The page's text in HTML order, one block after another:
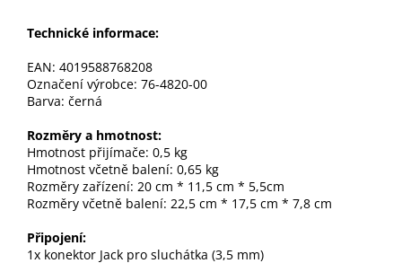
Technické informace:
EAN: 4019588768208
Označení výrobce: 76-4820-00
Barva: černá
Rozměry a hmotnost:
Hmotnost přijímače: 0,5 kg
Hmotnost včetně balení: 0,65 kg
Rozměry zařízení: 20 cm * 11,5 cm * 5,5cm
Rozměry včetně balení: 22,5 cm * 17,5 cm * 7,8 cm
Připojení:
1x konektor Jack pro sluchátka (3,5 mm)